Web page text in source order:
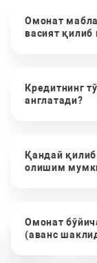
Омонат
васият
Кредитнинг
англатади?
Қандай
олишим
Омонат
(аванс